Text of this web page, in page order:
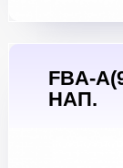
FBA-
НАП.